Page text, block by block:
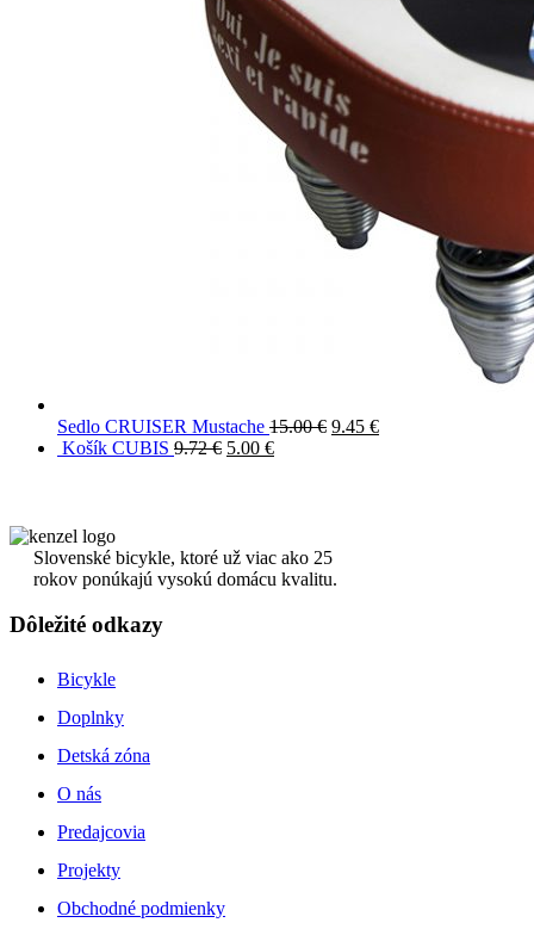
Sedlo CRUISER Mustache 15.00€ 9.45 €
Košík CUBIS 9.72€ 5.00 €
Slovenské bicykle, ktoré už viac ako 25
rokov ponúkajú vysokú domácu kvalitu.
Dôležité odkazy
Bicykle
Doplnky
Detská zóna
O nás
Predajcovia
Projekty
Obchodné podmienky